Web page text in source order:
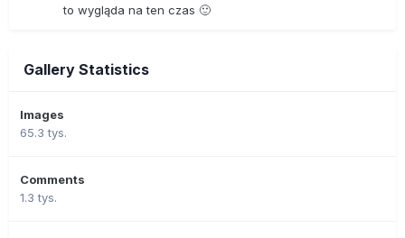
to wygląda na ten czas 🙂
Gallery Statistics
Images
65.3 tys.
Comments
1.3 tys.